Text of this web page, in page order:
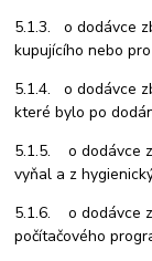
5.1.3. o dodávce
kupujícího nebo
5.1.4. o dodávce
které bylo po
5.1.5. o dodávce
vyňal a z
5.1.6. o dodávce
počítačového